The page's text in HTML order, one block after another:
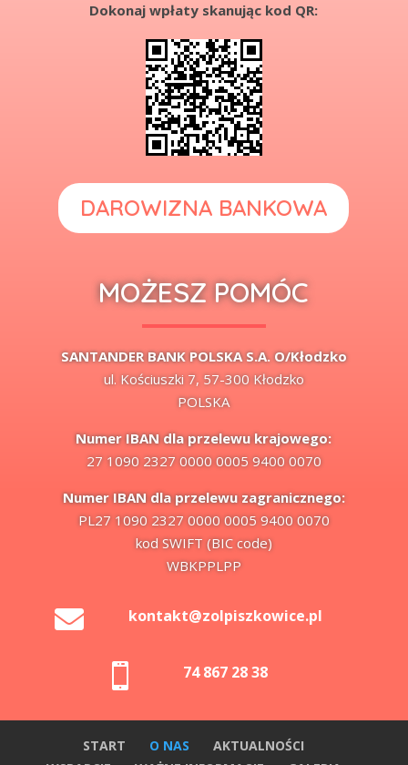
Dokonaj wpłaty skanując kod QR:
DAROWIZNA BANKOWA
MOŻESZ POMÓC
SANTANDER BANK POLSKA S.A. O/Kłodzko
ul. Kościuszki 7, 57-300 Kłodzko
POLSKA
Numer IBAN dla przelewu krajowego:
27 1090 2327 0000 0005 9400 0070
Numer IBAN dla przelewu zagranicznego:
PL27 1090 2327 0000 0005 9400 0070
kod SWIFT (BIC code)
WBKPPLPP
 kontakt@zolpiszkowice.pl
 74 867 28 38
START O NAS
AKTUALNOŚCI